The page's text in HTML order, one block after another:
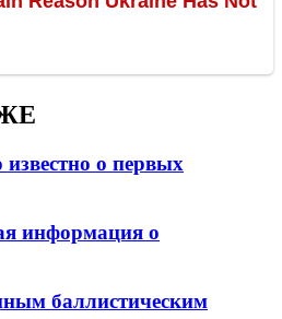
о первых
информация о
баллистическим